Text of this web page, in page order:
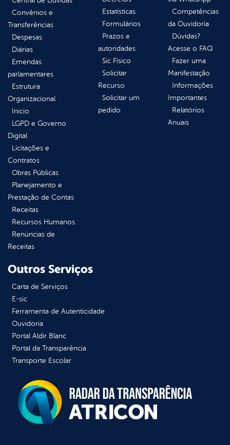
Convênios e
Transferências
Despesas
Diárias
Emendas
parlamentares
Estrutura
Organizacional
Inicio
LGPD e Governo
Digital
Licitações e
Contratos
Obras Públicas
Planejamento e
Prestação de Contas
Receitas
Recursos Humanos
Renúncias de
Receitas
Estatísticas
Formulários
Prazos e
autoridades
Sic Físico
Solicitar
Recurso
Solicitar um
pedido
Competências
da Ouvidoria
Dúvidas?
Acesse o FAQ
Fazer uma
Manifestação
Informações
Importantes
Relatórios
Anuais
Outros Serviços
Carta de Serviços
E-sic
Ferramenta de Autenticidade
Ouvidoria
Portal Aldir Blanc
Portal da Transparência
Transporte Escolar